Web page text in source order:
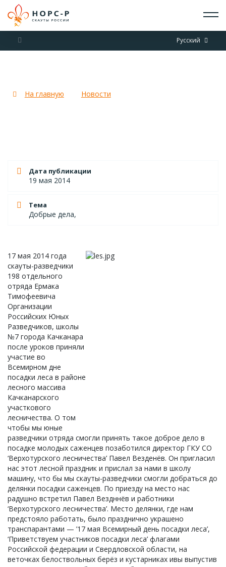
Русский
О СКАУТАХ
ДОКУМЕНТЫ
На главную Новости
Дата публикации
19 мая 2014
Тема
Добрые дела,
17 мая 2014 года
скауты-разведчики
198 отдельного
отряда Ермака
Тимофеевича
Организации
Российских Юных
Разведчиков, школы
№7 города Качканара
после уроков приняли
участие во
Всемирном дне
посадки леса в районе
лесного массива
Качканарского
участкового
лесничества. О том
чтобы мы юные
разведчики отряда смогли принять такое доброе дело в
посадке молодых саженцев позаботился директор ГКУ СО
‘Верхотурского лесничества’ Павел Везденёв. Он пригласил
нас этот лесной праздник и прислал за нами в школу
машину, что бы мы скауты-разведчики смогли добраться до
делянки посадки саженцев. По приезду на место нас
радушно встретил Павел Вездннёв и работники
‘Верхотурского лесничества’. Место делянки, где нам
предстояло работать, было празднично украшено
транспарантами — ’17 мая Всемирный день посадки леса’,
‘Приветствуем участников посадки леса’ флагами
Российской федерации и Свердловской области, на
веточках белоствольных берёз и кустарниках ивы выпустив